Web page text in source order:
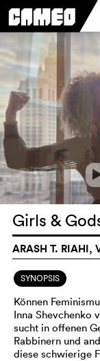
Girls &
ARASH T. RIAHI,
SYNOPSIS
Können
Inna Shevchenko
sucht in offenen
Rabbinern und
diese schwierige